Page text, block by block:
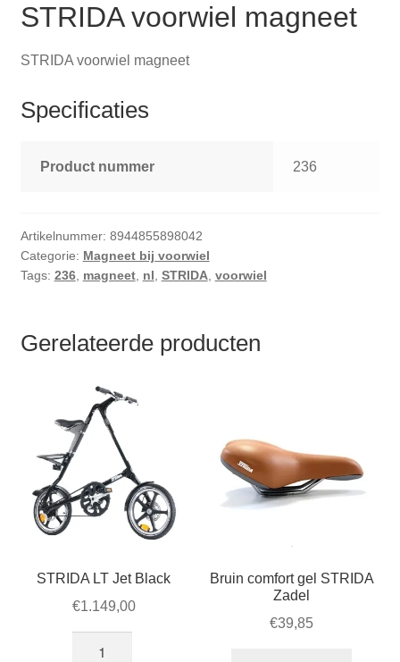
STRIDA voorwiel magneet
STRIDA voorwiel magneet
Specificaties
Product nummer 236
Artikelnummer: 8944855898042
Categorie: Magneet bij voorwiel
Tags: 236, magneet, nl STRIDA, voorwiel
Gerelateerde producten
STRIDA LT Jet Black
€1.149,00
Bruin comfort gel STRIDA
Zadel
€39,85